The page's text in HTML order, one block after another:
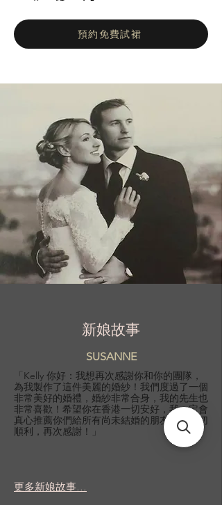
Couture 注重細節，真正體現了原創精神，為
婚紗市場帶來了一股清新的氣息。
預約免費試裙
新娘故事
SUSANNE
「Kelly 你好：我想再次感謝你和你的團隊，
為我製作了這件美麗的婚紗！我們度過了一個
非常美好的婚禮，婚紗非常合身，我的先生也
非常喜歡！希望你在香港一切安好，我一定會
真心推薦你們給所有尚未結婚的朋友！祝一切
順利，再次感謝！」
更多新娘故事...